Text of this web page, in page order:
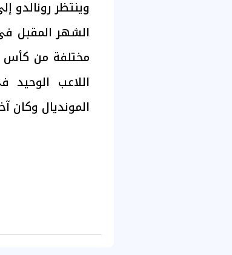
وينتظر رونالدو
مختلفة من كأس
المونديال وكان